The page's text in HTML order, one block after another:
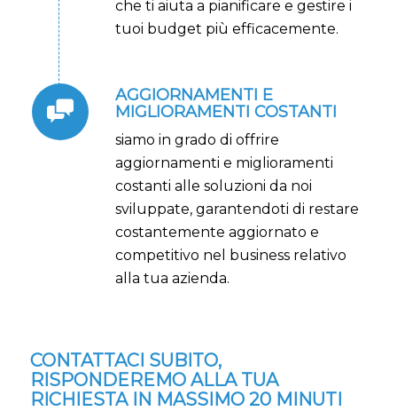
che ti aiuta a pianificare e gestire i
tuoi budget più efficacemente.
AGGIORNAMENTI E
MIGLIORAMENTI COSTANTI
siamo in grado di offrire
aggiornamenti e miglioramenti
costanti alle soluzioni da noi
sviluppate, garantendoti di restare
costantemente aggiornato e
competitivo nel business relativo
alla tua azienda.
CONTATTACI SUBITO,
RISPONDEREMO ALLA TUA
RICHIESTA IN MASSIMO 20 MINUTI